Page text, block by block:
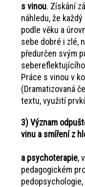
s vinou. Získání
náhledu, že
podle věku a
sebe dobré i zlé,
předurčen svým
Práce s vinou v
(Dramatizovaná
textu, využití
3) Význam
vinu a smíření z
a psychoterapie,
pedagogickém